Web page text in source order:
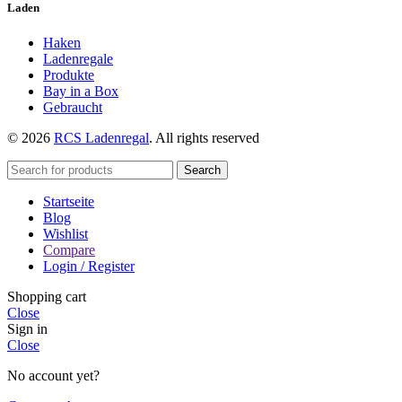
Laden
Haken
Ladenregale
Produkte
Bay in a Box
Gebraucht
© 2026 RCS Ladenregal. All rights reserved
Search
Startseite
Blog
Wishlist
Compare
Login / Register
Shopping cart
Close
Sign in
Close
No account yet?